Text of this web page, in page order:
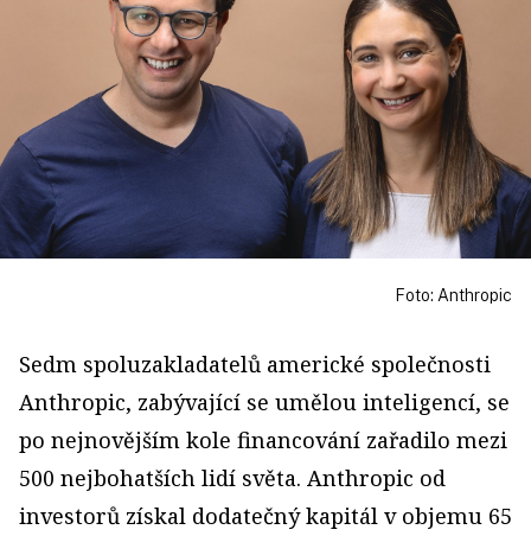
Foto: Anthropic
Sedm spoluzakladatelů americké společnosti
Anthropic, zabývající se umělou inteligencí, se
po nejnovějším kole financování zařadilo mezi
500 nejbohatších lidí světa. Anthropic od
investorů získal dodatečný kapitál v objemu 65